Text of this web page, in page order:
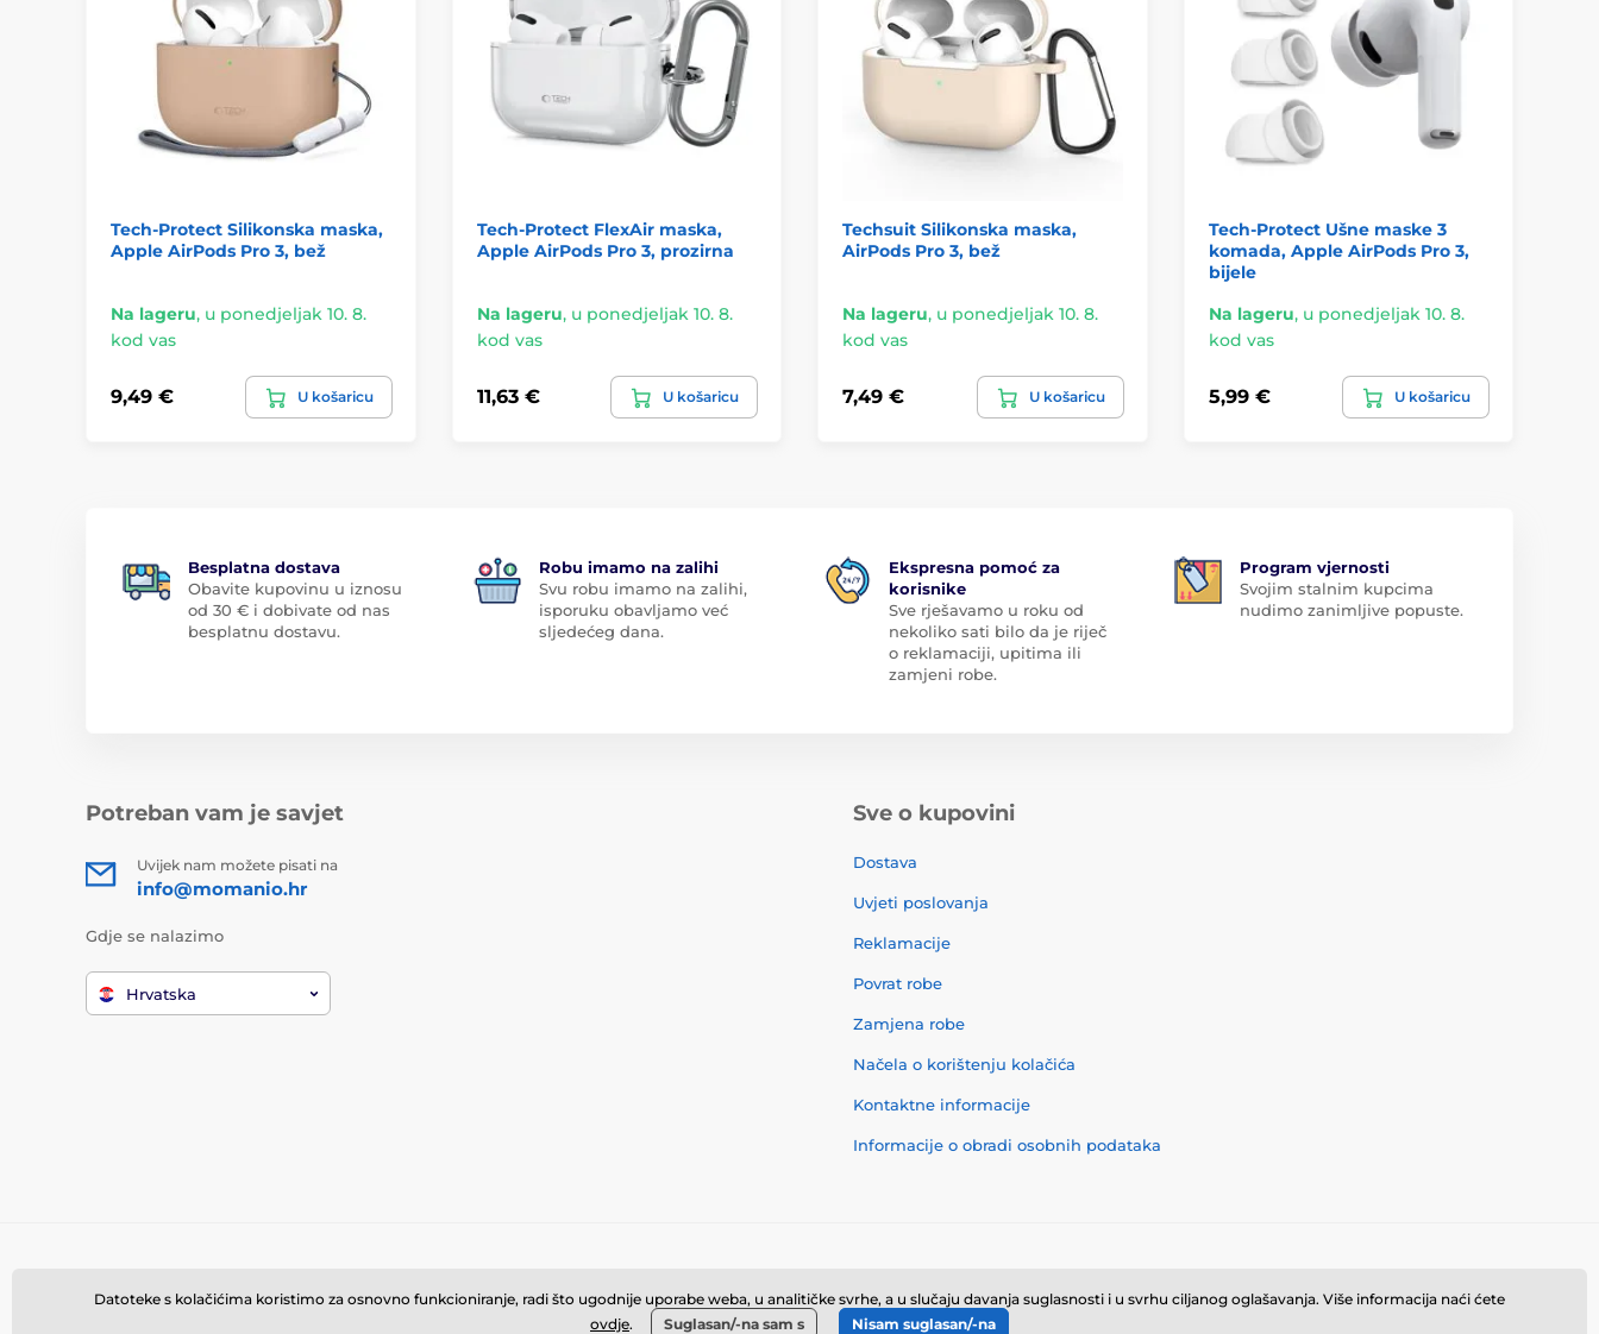
Tech-Protect Silikonska maska,
Apple AirPods Pro 3, bež
Na lageru, u ponedjeljak 10. 8.
kod vas
9,49 € U košaricu
Tech-Protect FlexAir maska,
Apple AirPods Pro 3, prozirna
Na lageru, u ponedjeljak 10. 8.
kod vas
11,63 € U košaricu
Techsuit Silikonska maska,
AirPods Pro 3, bež
Na lageru, u ponedjeljak 10. 8.
kod vas
7,49 € U košaricu
Tech-Protect Ušne maske 3
komada, Apple AirPods Pro 3,
bijele
Na lageru, u ponedjeljak 10. 8.
kod vas
5,99 € U košaricu
Besplatna dostava
Obavite kupovinu u iznosu
od 30 € i dobivate od nas
besplatnu dostavu.
Robu imamo na zalihi
Svu robu imamo na zalihi,
isporuku obavljamo već
sljedećeg dana.
Ekspresna pomoć za
korisnike
Sve rješavamo u roku od
nekoliko sati bilo da je riječ
o reklamaciji, upitima ili
zamjeni robe.
Program vjernosti
Svojim stalnim kupcima
nudimo zanimljive popuste.
Potreban vam je savjet
Uvijek nam možete pisati na
info@momanio.hr
Gdje se nalazimo
Hrvatska
Sve o kupovini
Dostava
Uvjeti poslovanja
Reklamacije
Povrat robe
Zamjena robe
Načela o korištenju kolačića
Kontaktne informacije
Informacije o obradi osobnih podataka
Datoteke s kolačićima koristimo za osnovno funkcioniranje, radi što ugodnije uporabe weba, u analitičke svrhe, a u slučaju davanja suglasnosti i u svrhu ciljanog oglašavanja. Više informacija naći ćete
ovdje. Suglasan/-na sam s Nisam suglasan/-na